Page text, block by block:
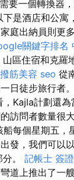
要一個轉換器
是酒店和公寓
庭出納員則更
關鍵字排名
區住宿和克羅
撥筋美容 seo 從
日徒步旅行者。
，Kajla計劃還
訪問者數量很
每個星期五，
發，我們可以
。 記帳士 簽證
道上推出了一